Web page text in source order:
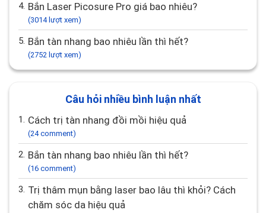
4. Bắn Laser Picosure Pro giá bao nhiêu?
(3014 lượt xem)
5. Bắn tàn nhang bao nhiêu lần thì hết?
(2752 lượt xem)
Câu hỏi nhiều bình luận nhất
1. Cách trị tàn nhang đồi mồi hiệu quả
(24 comment)
2. Bắn tàn nhang bao nhiêu lần thì hết?
(16 comment)
3. Trị thâm mụn bằng laser bao lâu thì khỏi? Cách
chăm sóc da hiệu quả